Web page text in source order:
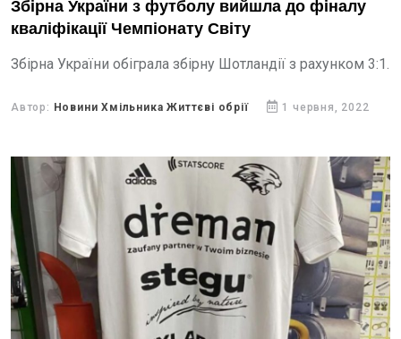
Збірна України з футболу вийшла до фіналу
кваліфікації Чемпіонату Світу
Збірна України обіграла збірну Шотландії з рахунком 3:1.
Автор: Новини Хмільника Життєві обрії 1 червня, 2022